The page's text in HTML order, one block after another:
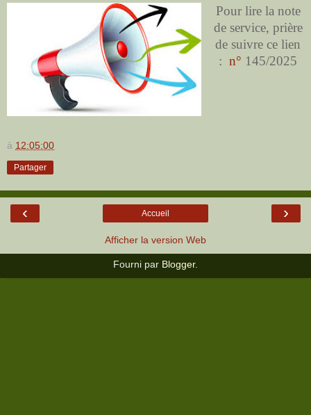
Pour lire la note
de service, prière
de suivre ce lien
: n° 145/2025
à 12:05:00
Partager
‹ ›
Accueil
Afficher la version Web
Fourni par Blogger.